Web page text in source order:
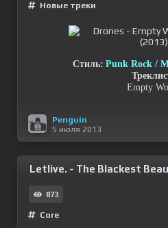
Новые треки
Стиль: Punk Rock /
Empty
Penguin
5 июля 2013
Letlive. - The Blackest
873
Сore